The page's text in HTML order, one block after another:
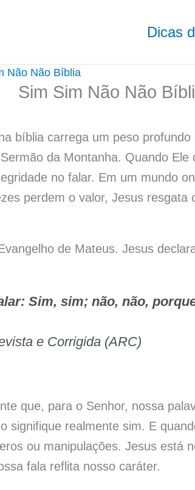
Dicas
Não Não Bíblia
Sim Sim Não Não
bíblia carrega um peso
da Montanha. Quando
no falar. Em um mundo
perdem o valor, Jesus resgata
de Mateus. Jesus
Sim, sim; não, não,
e Corrigida (ARC)
que, para o Senhor, nossa
signifique realmente sim. E
ou manipulações. Jesus está
fala reflita nosso caráter.